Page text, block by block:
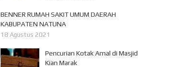
BENNER RUMAH SAKIT UMUM DAERAH
KABUPATEN NATUNA
18 Agustus 2021
Pencurian Kotak Amal di Masjid
Kian Marak